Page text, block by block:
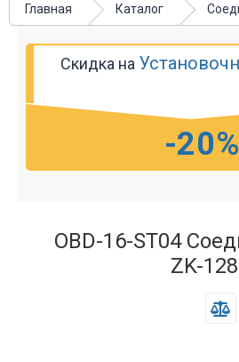
Главная Каталог
Скидка на
-20%
OBD-16-ST04
ZK-